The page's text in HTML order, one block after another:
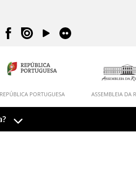
REPÚBLICA PORTUGUESA ASSEMBLEIA DA